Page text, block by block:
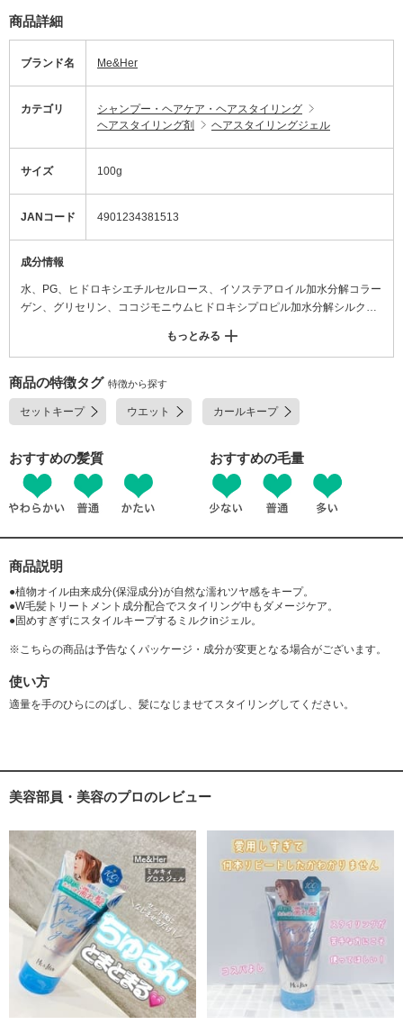
商品詳細
ブランド名 Me&Her
カテゴリ
シャンプー・ヘアケア・ヘアスタイリング
ヘアスタイリング剤
ヘアスタイリングジェル
サイズ 100g
JANコード 4901234381513
成分情報
水、PG、ヒドロキシエチルセルロース、イソステアロイル加水分解コラー
ゲン、グリセリン、ココジモニウムヒドロキシプロピル加水分解シルク、
ヒドロキシメチルシリルプロポキシ)ヒドロキシプロピル加水分解シルク、
ポリクオタニウム-10、ポリクオタニウム-7、(ジメチルアクリルアミド/ア
クリル酸ヒドロキシエチル/アクリル酸メトキシエチル)コポリマー、イソ
ステアリン酸、PPG-6デシルテトラデセス-30、BG、ベンジルアルコー
ル、トコフェロール、エタノール、メチルパラベン、プロピルパラベン、
もっとみる
商品の特徴タグ 特徴から探す
セットキープ ウエット カールキープ
おすすめの髪質 おすすめの毛量
商品説明
●植物オイル由来成分(保湿成分)が自然な濡れツヤ感をキープ。
●W毛髪トリートメント成分配合でスタイリング中もダメージケア。
●固めすぎずにスタイルキープするミルクinジェル。
※こちらの商品は予告なくパッケージ・成分が変更となる場合がございます。
使い方
適量を手のひらにのばし、髪になじませてスタイリングしてください。
美容部員・美容のプロのレビュー